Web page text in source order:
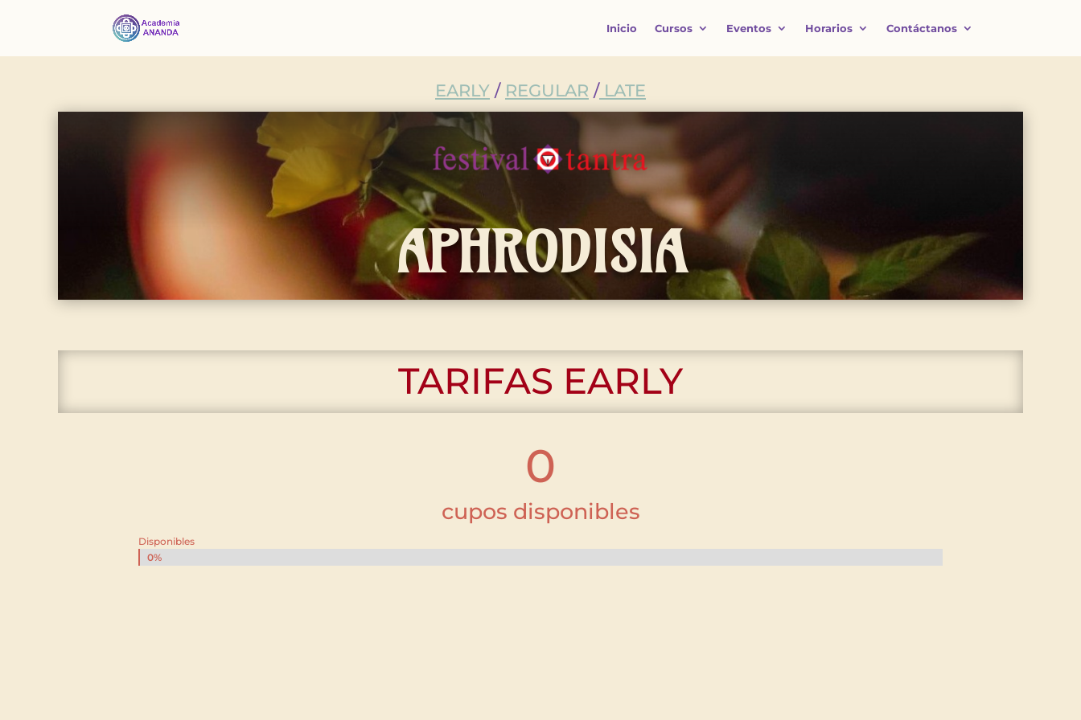
Inicio Cursos Eventos Horarios Contáctanos
EARLY / REGULAR /LATE
APHRODISIA
TARIFAS EARLY
0
cupos disponibles
Disponibles
0%
0%